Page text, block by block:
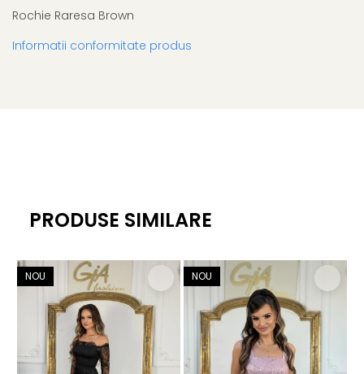
Rochie Raresa Brown
Informatii conformitate produs
PRODUSE SIMILARE
NOU NOU